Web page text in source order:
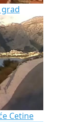
grad
Cetine